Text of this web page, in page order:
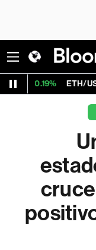
ETH/USD 1,925.425